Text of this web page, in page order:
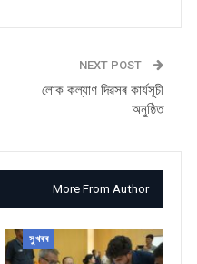
NEXT POST
লোক কল্যাণ দিৱসৰ কাৰ্যসূচী
অনুষ্ঠিত
More From Author
সুখবৰ